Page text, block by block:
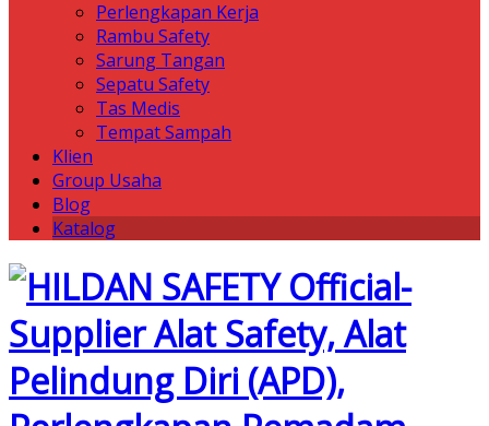
Perlengkapan Kerja
Rambu Safety
Sarung Tangan
Sepatu Safety
Tas Medis
Tempat Sampah
Klien
Group Usaha
Blog
Katalog